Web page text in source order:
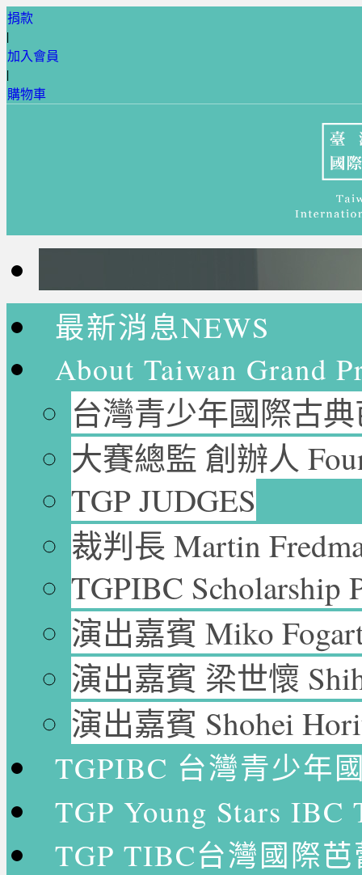
捐款
|
加入會員
|
購物車
最新消息NEWS
About Taiwan Grand
台灣青少年國際古
大賽總監 創辦人
TGP JUDGES
裁判長 Martin
TGPIBC Scholarship
演出嘉賓 Miko
演出嘉賓 梁世懷
演出嘉賓 Shohei
TGPIBC 台灣青少年
TGP Young Stars
TGP TIBC台灣國際